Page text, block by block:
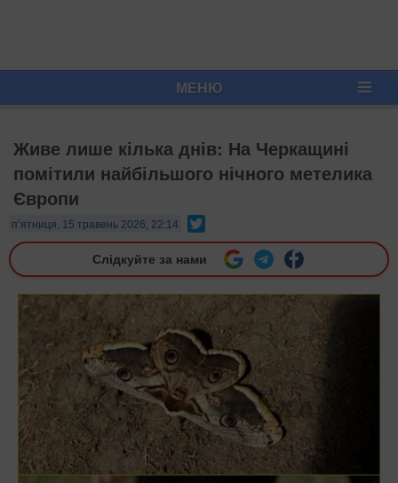
МЕНЮ
Живе лише кілька днів: На Черкащині
помітили найбільшого нічного метелика
Європи
п’ятниця, 15 травень 2026, 22:14
Слідкуйте за нами